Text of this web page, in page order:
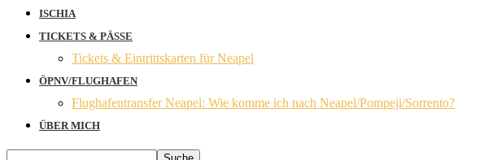
ISCHIA
TICKETS & PÄSSE
Tickets & Eintrittskarten für Neapel
ÖPNV/FLUGHAFEN
Flughafentransfer Neapel: Wie komme ich nach Neapel/Pompeji/Sorrento?
ÜBER MICH